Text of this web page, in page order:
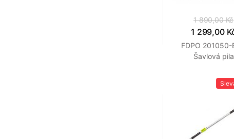
1 890,00 Kč
1 299,00
FDPO 201050-
Šavlová pila